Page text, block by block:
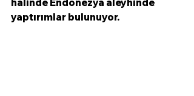
yaptırımlar bulunuyor.